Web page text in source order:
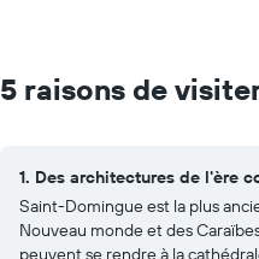
5 raisons de
1. Des architectures de l'ère
Saint-Domingue est la plus
Nouveau monde et des
peuvent se rendre à la